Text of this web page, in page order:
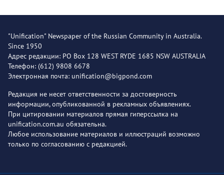
"Unification" Newspaper of the Russian Community in Australia.
Since 1950
Адрес редакции: PO Box 128 WEST RYDE 1685 NSW AUSTRALIA
Телефон: (612) 9808 6678
Электронная почта: unification@bigpond.com
Редакция не несет ответственности за достоверность
информации, опубликованной в рекламных объявлениях.
При цитировании материалов прямая гиперссылка на
unification.com.au обязательна.
Любое использование материалов и иллюстраций возможно
только по согласованию с редакцией.